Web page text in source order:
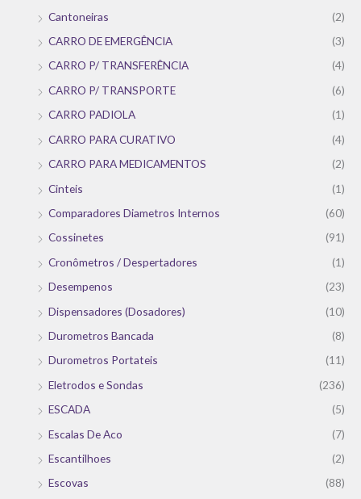
Cantoneiras
(2)
CARRO DE EMERGÊNCIA
(3)
CARRO P/ TRANSFERÊNCIA
(4)
CARRO P/ TRANSPORTE
(6)
CARRO PADIOLA
(1)
CARRO PARA CURATIVO
(4)
CARRO PARA MEDICAMENTOS
(2)
Cinteis
(1)
Comparadores Diametros Internos
(60)
Cossinetes
(91)
Cronômetros / Despertadores
(1)
Desempenos
(23)
Dispensadores (Dosadores)
(10)
Durometros Bancada
(8)
Durometros Portateis
(11)
Eletrodos e Sondas
(236)
ESCADA
(5)
Escalas De Aco
(7)
Escantilhoes
(2)
Escovas
(88)